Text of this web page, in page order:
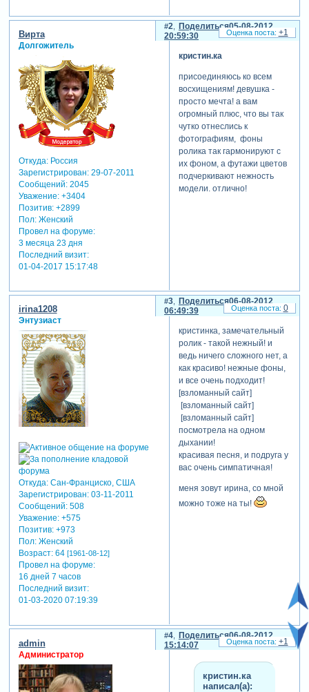
Поделиться
2
05-08-2012
20:59:30
Вирта
Долгожитель
Откуда:Россия
Зарегистрирован: 29-07-2011
Сообщений:2045
Уважение: +3404
Позитив: +2899
Пол:Женский
Провел на форуме:
3 месяца 23 дня
Последний визит:
01-04-2017 15:17:48
кристин.ка
присоединяюсь ко всем
восхищениям! девушка -
просто мечта! а вам
огромный плюс, что вы так
чутко отнеслись к
фотографиям, фоны
ролика так гармонируют с
их фоном, а футажи цветов
подчеркивают нежность
модели. отлично!
+1
Поделиться
3
06-08-2012
06:49:39
irina1208
Энтузиаст
Откуда:Сан-Франциско, США
Зарегистрирован: 03-11-2011
Сообщений:508
Уважение: +575
Позитив: +973
Пол:Женский
Возраст:64 [1961-08-12]
Провел на форуме:
16 дней 7 часов
Последний визит:
01-03-2020 07:19:39
кристинка, замечательный
ролик - такой нежный! и
ведь ничего сложного нет, а
как красиво! нежные фоны,
и все очень подходит!
[взломанный сайт]
[взломанный сайт]
[взломанный сайт]
посмотрела на одном
дыхании!
красивая песня, и подруга у
вас очень симпатичная!
меня зовут ирина, со мной
можно тоже на ты!
0
Поделиться
4
06-08-2012
15:14:07
admin
Администратор
кристин.ка
написал(а):
+1